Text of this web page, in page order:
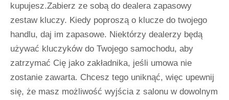
kupujesz.Zabierz ze sobą do dealera zapasowy
zestaw kluczy. Kiedy poproszą o klucze do twojego
handlu, daj im zapasowe. Niektórzy dealerzy będą
używać kluczyków do Twojego samochodu, aby
zatrzymać Cię jako zakładnika, jeśli umowa nie
zostanie zawarta. Chcesz tego uniknąć, więc upewnij
się, że masz możliwość wyjścia z salonu w dowolnym